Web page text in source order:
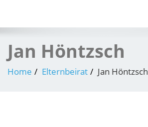
Jan Höntzsch
Home Elternbeirat Jan Höntzsch